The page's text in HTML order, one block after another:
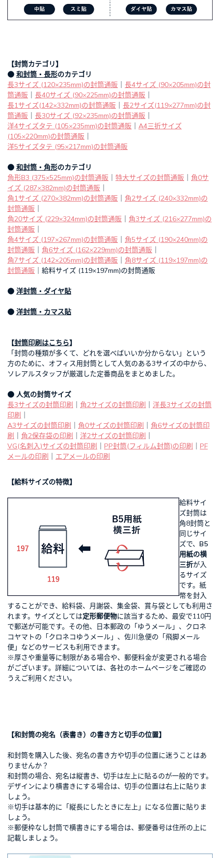
【封筒カテゴリ】
● 和封筒・長形のカテゴリ
長3サイズ (120×235mm)の封筒通販
長4サイズ (90×205mm)の封
筒通販
長40サイズ (90×225mm)の封筒通販
長1サイズ(142×332mm)の封筒通販
長2サイズ(119×277mm)の封
筒通販
長30サイズ (92×235mm)の封筒通販
洋4サイズタテ (105×235mm)の封筒通販
A4三折サイズ
(105×220mm)の封筒通販
洋5サイズタテ (95×217mm)の封筒通販
● 和封筒・角形のカテゴリ
角形B3 (375×525mm)の封筒通販
特大サイズの封筒通販
角0サ
イズ (287×382mm)の封筒通販
角1サイズ (270×382mm)の封筒通販
角2サイズ (240×332mm)の
封筒通販
角20サイズ (229×324mm)の封筒通販
角3サイズ (216×277mm)の
封筒通販
角4サイズ (197×267mm)の封筒通販
角5サイズ (190×240mm)の
封筒通販
角6サイズ (162×229mm)の封筒通販
角7サイズ (142×205mm)の封筒通販
角8サイズ (119×197mm)の
封筒通販 ｜給料サイズ (119×197mm)の封筒通販
● 洋封筒・ダイヤ貼
● 洋封筒・カマス貼
【封筒印刷はこちら】
「封筒の種類が多くて、どれを選べばいいか分からない」という
方のために、オフィス用封筒として人気のある3サイズの中から、
ソレアルスタッフが厳選した定番商品をまとめました。
● 人気の封筒サイズ
長3サイズの封筒印刷
角2サイズの封筒印刷
洋長3サイズの封筒
印刷
A3サイズの封筒印刷
角0サイズの封筒印刷
角6サイズの封筒印
刷
角2保存袋の印刷 洋2サイズの封筒印刷
VG(名刺入)サイズの封筒印刷
PP封筒(フィルム封筒)の印刷
PF
メールの印刷
エアメールの印刷
【給料サイズの特徴】
給料サイ
ズ封筒は
角8封筒と
同じサイ
ズで、 B5
用紙の横
三折が入
るサイズ
です。紙
幣を封入
することができ、給料袋、月謝袋、集金袋、賞与袋としても利用さ
れます。サイズとしては定形郵便物に該当するため、最安で110円
で郵送が可能です。その他、日本郵政の「ゆうメール」、クロネ
コヤマトの「クロネコゆうメール」、佐川急便の「飛脚メール
便」などのサービスも利用できます。
※厚さや重量等に制限がある場合や、郵便料金が変更される場合
がございます。詳細については、各社のホームページをご確認の
うえご利用ください。
【和封筒の宛名（表書き）の書き方と切手の位置】
和封筒を購入した後、宛名の書き方や切手の位置に迷うことはあ
りませんか？
和封筒の場合、宛名は縦書き、切手は左上に貼るのが一般的です。
デザインにより横書きにする場合は、切手の位置は右上に貼りま
しょう。
※切手は基本的に「縦長にしたときに左上」になる位置に貼りま
しょう。
※郵便枠なし封筒で横書きにする場合は、郵便番号は住所の上に
記載しましょう。